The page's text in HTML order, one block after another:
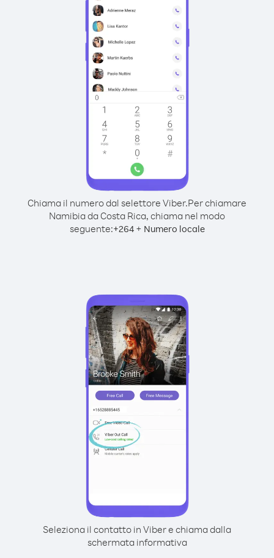
Chiama il numero dal selettore Viber.Per chiamare
Namibia da Costa Rica, chiama nel modo
seguente:+264+ Numero locale
Seleziona il contatto in Viber e chiama dalla
schermata informativa